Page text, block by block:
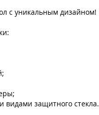
с уникальным дизайном!
видами защитного стекла.